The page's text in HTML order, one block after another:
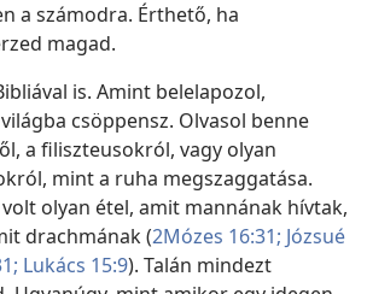
a számodra. Érthető, ha
magad.
is. Amint belelapozol,
csöppensz. Olvasol benne
a filiszteusokról, vagy olyan
mint a ruha megszaggatása.
olyan étel, amit mannának hívtak,
drachmának (2Mózes 16:31; Józsué
Lukács 15:9). Talán mindezt